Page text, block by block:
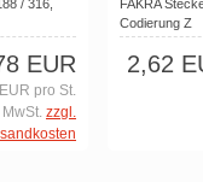
/ 316,
EUR
pro St.
zzgl.
FAKRA
Codierung Z
2,62